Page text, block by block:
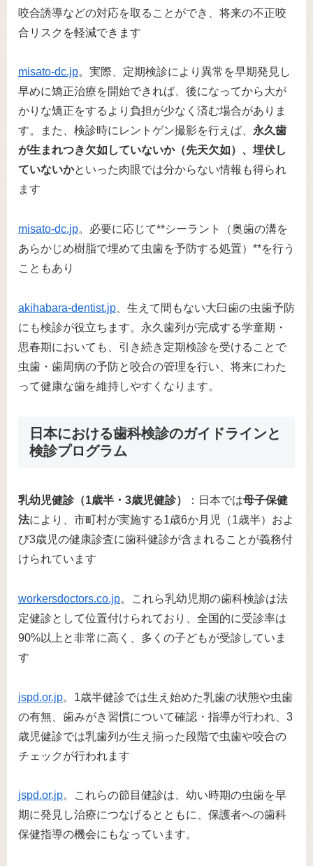
咬合誘導などの対応を取ることができ、将来の不正咬
合リスクを軽減できます​
misato-dc.jp。実際、定期検診により異常を早期発見し
早めに矯正治療を開始できれば、後になってから大が
かりな矯正をするより負担が少なく済む場合がありま
す。また、検診時にレントゲン撮影を行えば、 永久歯
が生まれつき欠如していないか（先天欠如）、埋伏し
ていないかといった肉眼では分からない情報も得られ
ます​
misato-dc.jp。必要に応じて**シーラント（奥歯の溝を
あらかじめ樹脂で埋めて虫歯を予防する処置）**を行う
こともあり​
akihabara-dentist.jp 、生えて間もない大臼歯の虫歯予防
にも検診が役立ちます。永久歯列が完成する学童期・
思春期においても、引き続き定期検診を受けることで
虫歯・歯周病の予防と咬合の管理を行い、将来にわた
って健康な歯を維持しやすくなります。
日本における歯科検診のガイドラインと
検診プログラム
乳幼児健診（1歳半・3歳児健診） ：日本では母子保健
法により、市町村が実施する1歳6か月児（1歳半）およ
び3歳児の健康診査に歯科健診が含まれることが義務付
けられています​
workersdoctors.co.jp。これら乳幼児期の歯科検診は法
定健診として位置付けられており、全国的に受診率は
90%以上と非常に高く、多くの子どもが受診していま
す​
jspd.or.jp。1歳半健診では生え始めた乳歯の状態や虫歯
の有無、歯みがき習慣について確認・指導が行われ、3
歳児健診では乳歯列が生え揃った段階で虫歯や咬合の
チェックが行われます​
jspd.or.jp。これらの節目健診は、幼い時期の虫歯を早
期に発見し治療につなげるとともに、保護者への歯科
保健指導の機会にもなっています。